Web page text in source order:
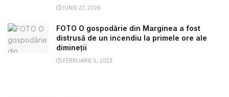
IUNIE 27, 2026
FOTO O gospodărie din Marginea a fost
distrusă de un incendiu la primele ore ale
dimineții
FEBRUARIE 5, 2023